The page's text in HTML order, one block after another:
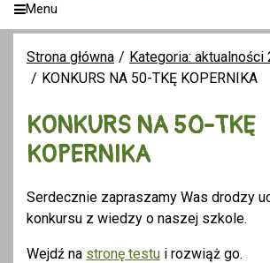
Menu
Strona główna
Kategoria:
KONKURS NA 50-TKĘ KOPERNIKA
KONKURS NA 50-TKĘ
KOPERNIKA
Serdecznie zapraszamy Was drodzy
konkursu z wiedzy o naszej szkole.
Wejdź na stronę testu i rozwiąż go.